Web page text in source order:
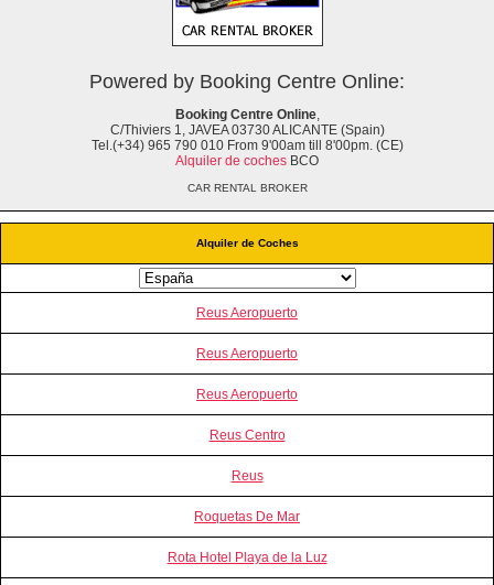
Alquiler de Coches
Reus Aeropuerto
Reus Aeropuerto
Reus Aeropuerto
Reus Centro
Reus
Roquetas De Mar
Rota Hotel Playa de la Luz
Powered by Booking Centre Online:
Booking Centre Online,
C/Thiviers 1, JAVEA 03730 ALICANTE (Spain)
Tel.(+34) 965 790 010 From 9'00am till 8'00pm. (CE)
Alquiler de coches BCO
CAR RENTAL BROKER